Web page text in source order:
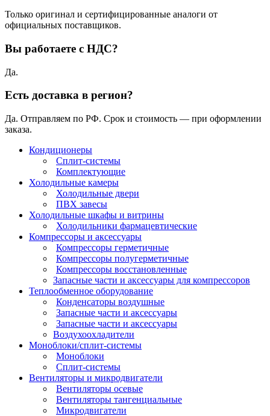
Только оригинал и сертифицированные аналоги от
официальных поставщиков.
Вы работаете с НДС?
Да.
Есть доставка в регион?
Да. Отправляем по РФ. Срок и стоимость — при оформлении
заказа.
Кондиционеры
Сплит-системы
Комплектующие
Холодильные камеры
Холодильные двери
ПВХ завесы
Холодильные шкафы и витрины
Холодильники фармацевтические
Компрессоры и аксессуары
Компрессоры герметичные
Компрессоры полугерметичные
Компрессоры восстановленные
Запасные части и аксессуары для компрессоров
Теплообменное оборудование
Конденсаторы воздушные
Запасные части и аксессуары
Запасные части и аксессуары
Воздухоохладители
Моноблоки/сплит-системы
Моноблоки
Сплит-системы
Вентиляторы и микродвигатели
Вентиляторы осевые
Вентиляторы тангенциальные
Микродвигатели